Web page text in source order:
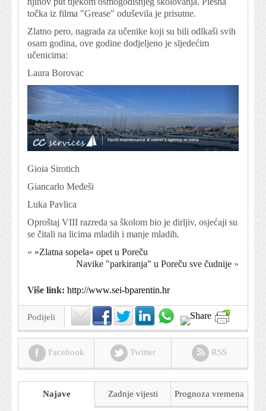
točka iz filma "Grease" oduševila je prisutne.
Zlatno pero, nagrada za učenike koji su bili odlkaši svih
osam godina, ove godine dodjeljeno je sljedećim
učenicima:
Laura Borovac
Gioia Sirotich
Giancarlo Međeši
Luka Pavlica
Oproštaj VIII razreda sa školom bio je dirljiv, osjećaji su
se čitali na licima mladih i manje mladih.
« »Zlatna sopela« opet u Poreču
Navike "parkiranja" u Poreču sve čudnije »
Više link: http://www.sei-bparentin.hr
Podijeli
Facebook Twitter RSS
Najave Zadnje vijesti Prognoza vremena